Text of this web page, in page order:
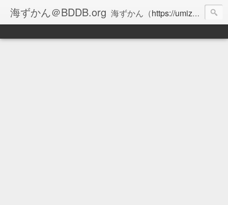
海ずかん＠BDDB.org 海ずかん（https://umizukan.com